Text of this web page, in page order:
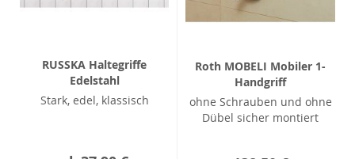
RUSSKA Haltegriffe
Edelstahl
Stark, edel, klassisch
Roth MOBELI Mobiler 1-
Handgriff
ohne Schrauben und ohne
Dübel sicher montiert